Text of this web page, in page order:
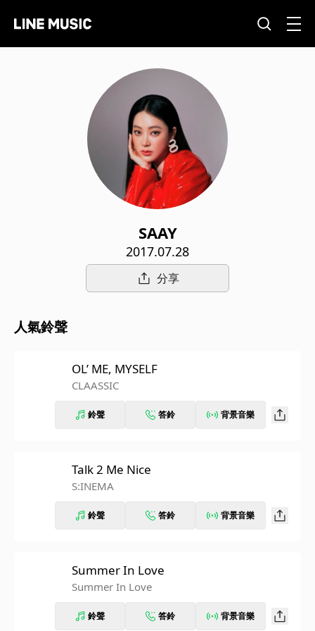
SAAY
2017.07.28
分享
人氣鈴聲
OL’ ME, MYSELF
CLAASSIC
鈴聲 答鈴 背景音樂
Talk 2 Me Nice
S:INEMA
鈴聲 答鈴 背景音樂
Summer In Love
Summer In Love
鈴聲 答鈴 背景音樂